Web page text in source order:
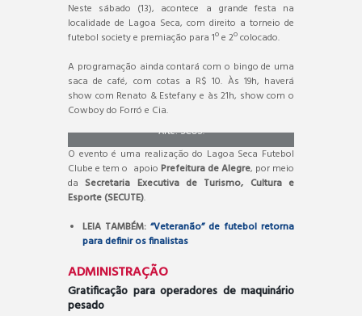
Neste sábado (13), acontece a grande festa na
localidade de Lagoa Seca, com direito a torneio de
futebol society e premiação para 1º e 2º colocado.
A programação ainda contará com o bingo de uma
saca de café, com cotas a R$ 10. Às 19h, haverá
show com Renato & Estefany e às 21h, show com o
Cowboy do Forró e Cia.
Arte: SCOS.
O evento é uma realização do Lagoa Seca Futebol
Clube e tem o apoio Prefeitura de Alegre, por meio
da Secretaria Executiva de Turismo, Cultura e
Esporte (SECUTE).
LEIA TAMBÉM: “Veteranão” de futebol retorna
para definir os finalistas
ADMINISTRAÇÃO
Gratificação para operadores de maquinário
pesado